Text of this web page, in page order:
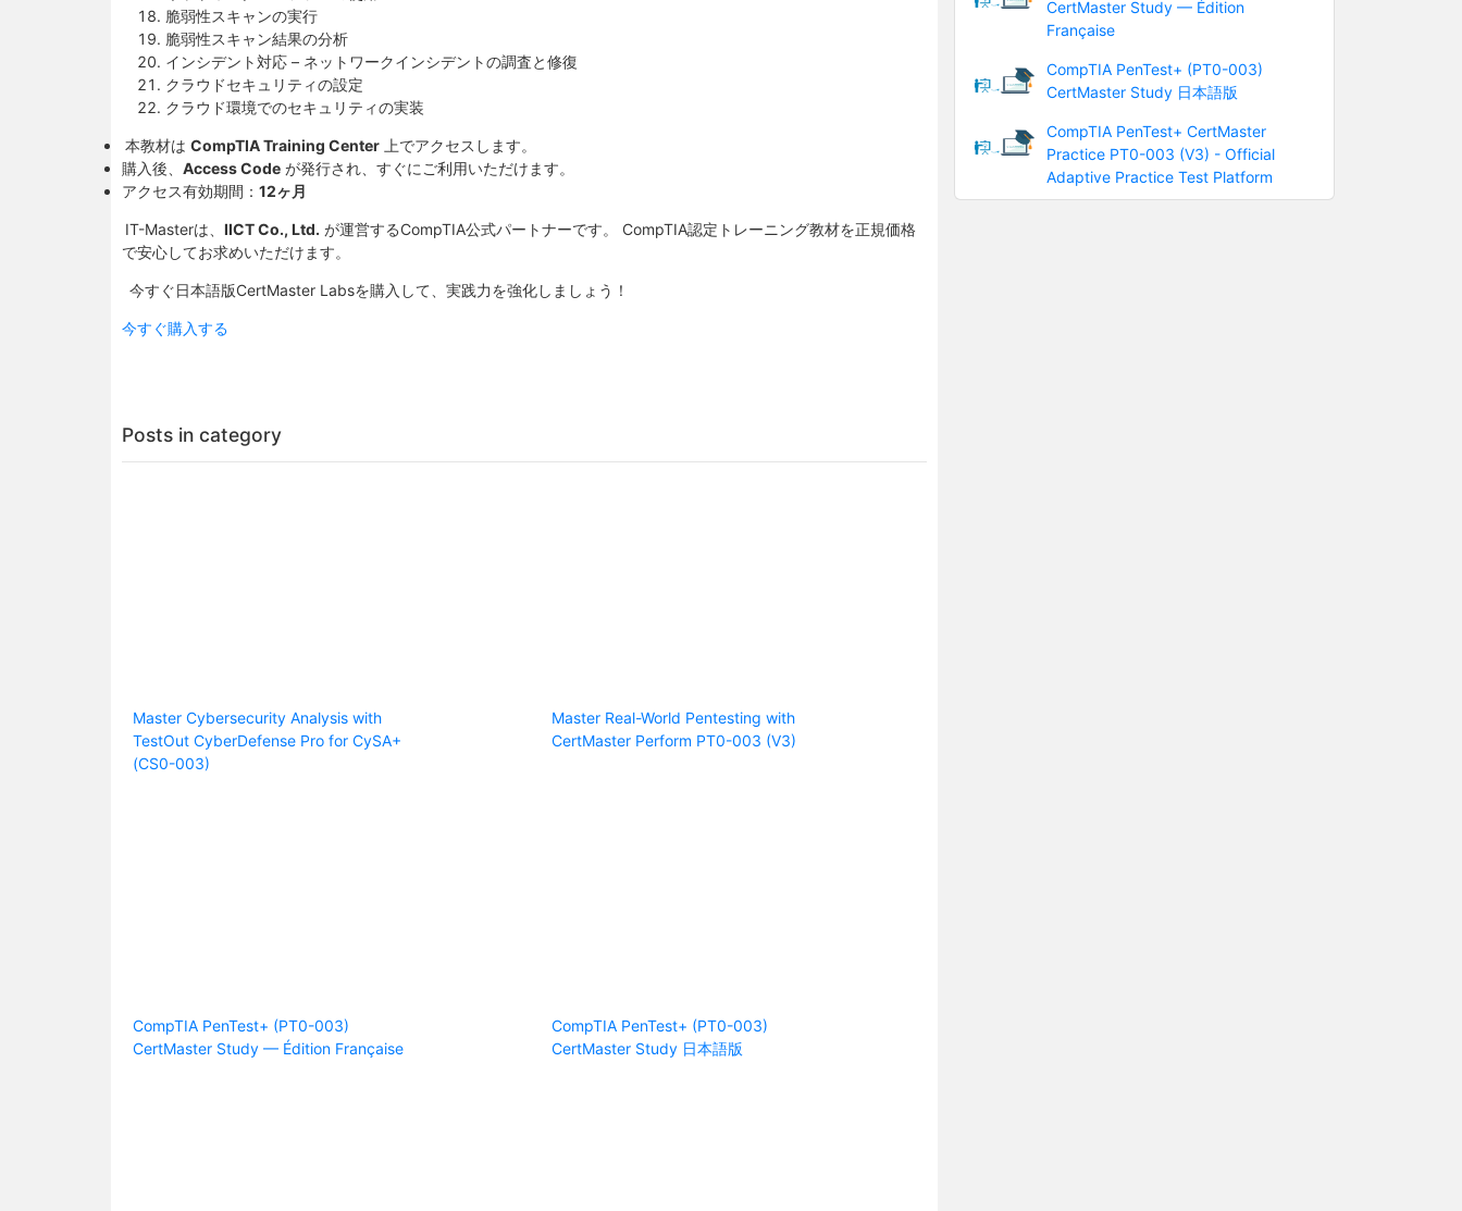
脆弱性スキャンの実行
脆弱性スキャン結果の分析
インシデント対応 – ネットワークインシデントの調査と修復
クラウドセキュリティの設定
クラウド環境でのセキュリティの実装
本教材は CompTIA Training Center 上でアクセスします。
購入後、 Access Code が発行され、すぐにご利用いただけます。
アクセス有効期間： 12ヶ月
IT-Masterは、 IICT Co., Ltd. が運営するCompTIA公式パートナーです。 CompTIA認定トレーニング教材を正規価格
で安心してお求めいただけます。
今すぐ日本語版CertMaster Labsを購入して、実践力を強化しましょう！
今すぐ購入する
Posts in category
Master Cybersecurity Analysis with
TestOut CyberDefense Pro for CySA+
(CS0-003)
Master Real-World Pentesting with
CertMaster Perform PT0-003 (V3)
CompTIA PenTest+ (PT0-003)
CertMaster Study — Édition Française
CompTIA PenTest+ (PT0-003)
CertMaster Study 日本語版
CertMaster Study — Édition
Française
CompTIA PenTest+ (PT0-003)
CertMaster Study 日本語版
CompTIA PenTest+ CertMaster
Practice PT0-003 (V3) - Official
Adaptive Practice Test Platform